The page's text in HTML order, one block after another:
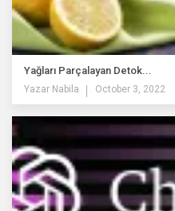
Yağları Parçalayan Detok...
Yazar Nabila October 3, 2022